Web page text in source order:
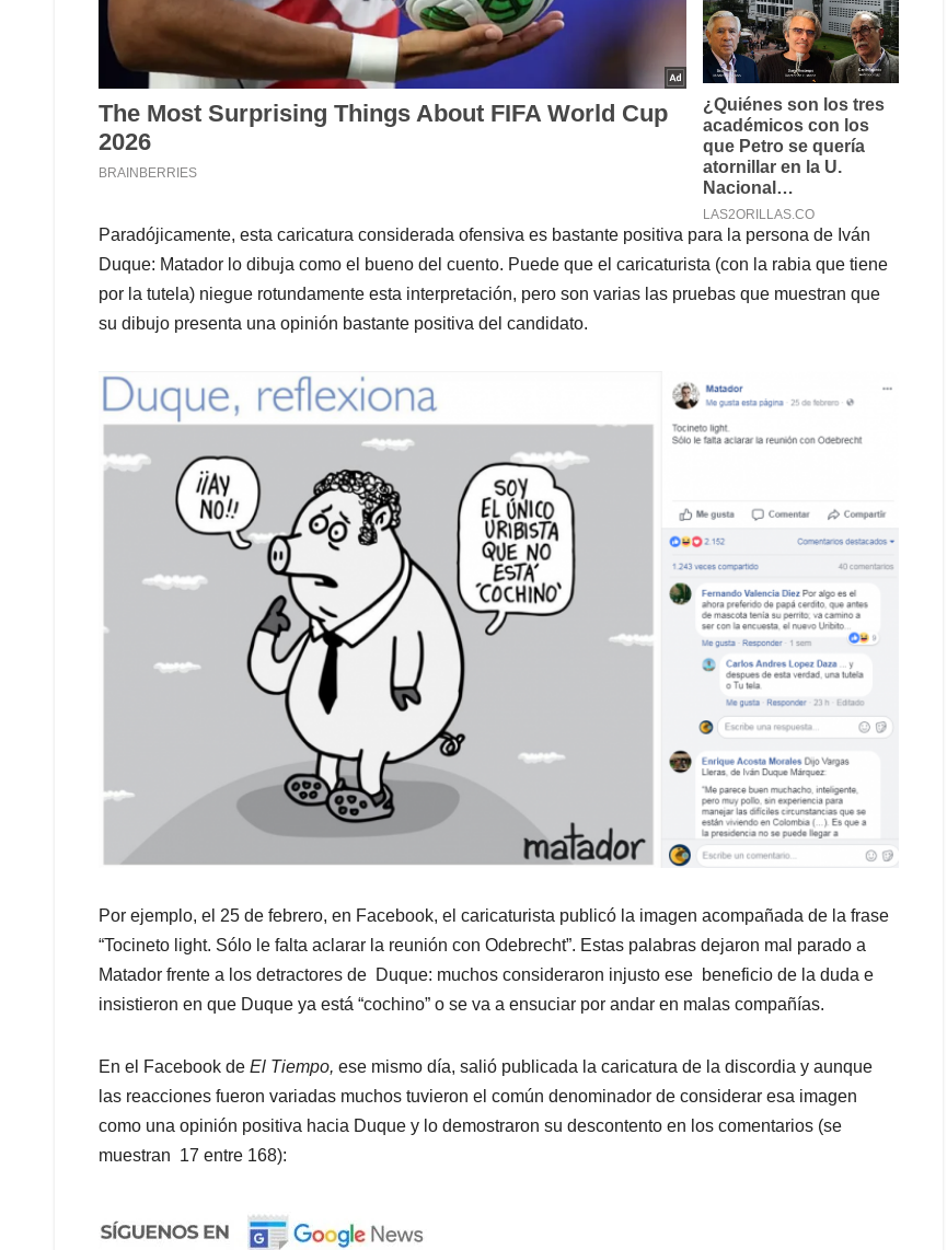
Paradójicamente, esta caricatura considerada ofensiva es bastante positiva para la persona de Iván
Duque: Matador lo dibuja como el bueno del cuento. Puede que el caricaturista (con la rabia que tiene
por la tutela) niegue rotundamente esta interpretación, pero son varias las pruebas que muestran que
su dibujo presenta una opinión bastante positiva del candidato.
Por ejemplo, el 25 de febrero, en Facebook, el caricaturista publicó la imagen acompañada de la frase
“Tocineto light. Sólo le falta aclarar la reunión con Odebrecht”. Estas palabras dejaron mal parado a
Matador frente a los detractores de Duque: muchos consideraron injusto ese beneficio de la duda e
insistieron en que Duque ya está “cochino” o se va a ensuciar por andar en malas compañías.
En el Facebook de El Tiempo, ese mismo día, salió publicada la caricatura de la discordia y aunque
las reacciones fueron variadas muchos tuvieron el común denominador de considerar esa imagen
como una opinión positiva hacia Duque y lo demostraron su descontento en los comentarios (se
muestran 17 entre 168):